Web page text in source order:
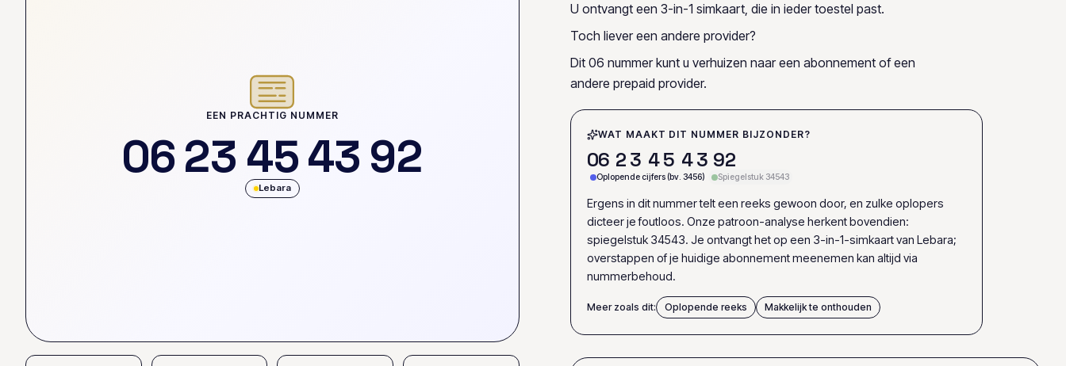
EEN PRACHTIG NUMMER
0623 4543 92
Lebara
U ontvangt een 3-in-1 simkaart, die in ieder toestel past.
Toch liever een andere provider?
Dit 06 nummer kunt u verhuizen naar een abonnement of een
andere prepaid provider.
WAT MAAKT DIT NUMMER BIJZONDER?
06 23 45 43 92
Oplopende cijfers (bv. 3456) Spiegelstuk 34543
Ergens in dit nummer telt een reeks gewoon door, en zulke oplopers
dicteer je foutloos. Onze patroon-analyse herkent bovendien:
spiegelstuk 34543. Je ontvangt het op een 3-in-1-simkaart van Lebara;
overstappen of je huidige abonnement meenemen kan altijd via
nummerbehoud.
Meer zoals dit: Oplopende reeks Makkelijk te onthouden